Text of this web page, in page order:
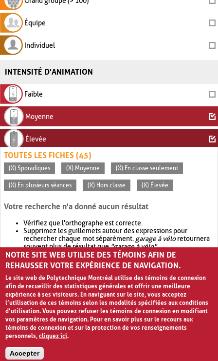
Équipe
Individuel
INTENSITÉ D'ANIMATION
Faible
Moyenne
Élevée
TOUTES LES FICHES (45)
(X) Sporadiques (X) Moyenne (X) En classe seulement
(X) En plusieurs séances (X) Hors classe (X) Élevée
Votre recherche n'a donné aucun résultat
Vérifiez que l'orthographe est correcte.
Supprimez les guillemets autour des expressions pour
rechercher chaque mot séparément. garage à véloretournera
souvent plus de résultat que"garage à vélo".
Envisagez d'élargir votre recherche avec OR.garage OR vélo
retournera souvent plus de résultat quegarage à vélo
NOTRE SITE WEB UTILISE DES TÉMOINS AFIN DE
REHAUSSER VOTRE EXPÉRIENCE DE NAVIGATION.
Le site web de Polytechnique Montréal utilise des témoins de connexion
afin de recueillir des statistiques générales et offrir une meilleure
expérience à ses visiteurs. En naviguant sur le site, vous acceptez
l’utilisation de ces témoins selon les modalités spécifiées aux conditions
d’utilisation. Vous pouvez refuser les témoins de connexion en modifiant
vos paramètres de navigation. Pour en savoir plus sur le recours aux
témoins de connexion et sur la protection de vos renseignements
personnels,cliquez ici.
Accepter